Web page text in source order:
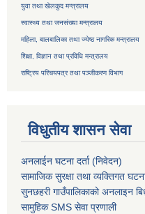
युवा तथा खेलकुद मन्त्रालय
स्वास्थ्य तथा जनसंख्या मन्त्रालय
महिला, बालबालिका तथा ज्येष्ठ नागरिक मन्त्रालय
शिक्षा, विज्ञान तथा प्रविधि मन्त्रालय
राष्ट्रिय परिचयपत्र तथापञ्जीकरण विभाग
विधुतीय शासन सेवा
अनलाईन घटना दर्ता (निवेदन)
सामाजिक सुरक्षा तथा व्यक्तिगत घटना
सुनछहरी गाउँपालिकाको अनलाइन
सामुहिकSMS सेवाप्रणाली